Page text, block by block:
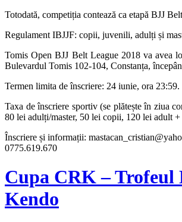
Totodată, competiția contează ca etapă BJJ
Regulament IBJJF: copii, juvenili, adulți și
Tomis Open BJJ Belt League 2018 va avea
Bulevardul Tomis 102-104, Constanța,
Termen limita de înscriere: 24 iunie, ora 23:59.
Taxa de înscriere sportiv (se plătește în ziua
80 lei adulți/master, 50 lei copii, 120 lei adult +
Înscriere și informații:
0775.619.670
Cupa CRK – Trofeul
Kendo